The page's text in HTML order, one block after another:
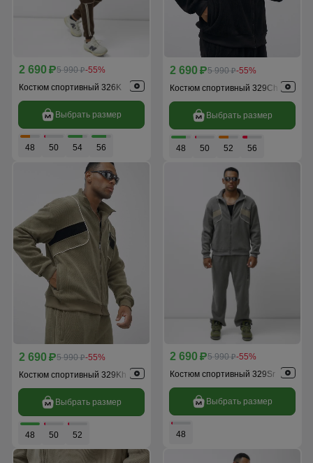
2 690 p5 990 p-55%
Костюм спортивный 326K
Выбрать размер
48 50 54 56
2 690 p5 990 p-55%
Костюм спортивный 329Ch
Выбрать размер
48 50 52 56
2 690 p5 990 p-55%
Костюм спортивный 329Kh
Выбрать размер
48 50 52
2 690 p5 990 p-55%
Костюм спортивный 329Sr
Выбрать размер
48